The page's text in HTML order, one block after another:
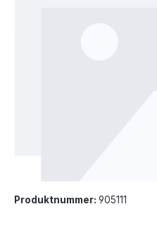
Produktnummer: 905111